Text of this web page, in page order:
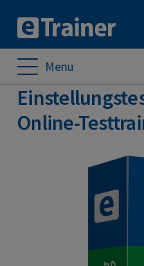
Menu
Online-